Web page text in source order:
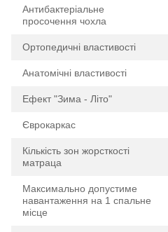
Антибактеріальне
просочення чохла
Ортопедичні властивості
Анатомічні властивості
Ефект "Зима - Літо"
Єврокаркас
Кількість зон жорсткості
матраца
Максимально допустиме
навантаження на 1 спальне
місце